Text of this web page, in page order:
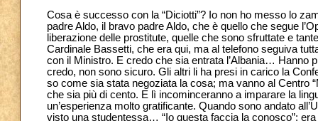
Cosa è successo con la “Diciotti”? Io non ho messo lo
padre Aldo, il bravo padre Aldo, che è quello che segue
liberazione delle prostitute, quelle che sono sfruttate e
Cardinale Bassetti, che era qui, ma al telefono seguiva
con il Ministro. E credo che sia entrata l’Albania… Hanno
credo, non sono sicuro. Gli altri li ha presi in carico la
so come sia stata negoziata la cosa; ma vanno al Centro
che sia più di cento. E lì incominceranno a imparare la
un’esperienza molto gratificante. Quando sono andato
visto una studentessa… “Io questa faccia la conosco”: